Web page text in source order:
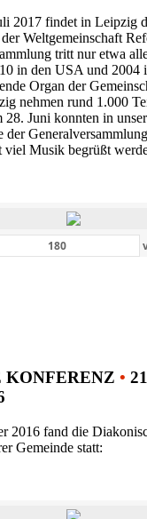
2017 findet in Leipzig
Weltgemeinschaft
tritt nur etwa
in den USA und 2004
Organ der
nehmen rund 1.000
Juni konnten in
der
Musik begrüßt
•
2016 fand die
Gemeinde statt: